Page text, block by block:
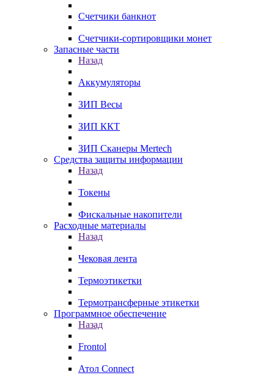
Счетчики банкнот
Счетчики-сортировщики монет
Запасные части
Назад
Аккумуляторы
ЗИП Весы
ЗИП ККТ
ЗИП Сканеры Mertech
Средства защиты информации
Назад
Токены
Фискальные накопители
Расходные материалы
Назад
Чековая лента
Термоэтикетки
Термотрансферные этикетки
Программное обеспечение
Назад
Frontol
Атол Connect